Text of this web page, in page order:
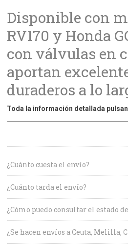
Disponible con
RV170 y Honda
con válvulas en
aportan
duraderos a lo
Toda la información detallada
¿Cuánto cuesta el envío?
¿Cuánto tarda el envío?
¿Cómo puedo consultar el estado
¿Se hacen envíos a Ceuta, Melilla,